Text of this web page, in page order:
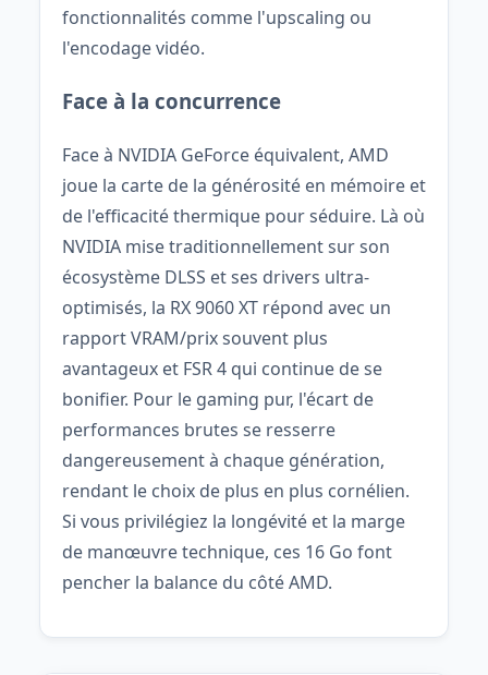
fonctionnalités comme l'upscaling ou
l'encodage vidéo.
Face à la concurrence
Face à NVIDIA GeForce équivalent, AMD
joue la carte de la générosité en mémoire et
de l'efficacité thermique pour séduire. Là où
NVIDIA mise traditionnellement sur son
écosystème DLSS et ses drivers ultra-
optimisés, la RX 9060 XT répond avec un
rapport VRAM/prix souvent plus
avantageux et FSR 4 qui continue de se
bonifier. Pour le gaming pur, l'écart de
performances brutes se resserre
dangereusement à chaque génération,
rendant le choix de plus en plus cornélien.
Si vous privilégiez la longévité et la marge
de manœuvre technique, ces 16 Go font
pencher la balance du côté AMD.